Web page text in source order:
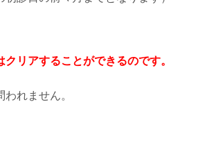
リアすることができるのです。
れません。